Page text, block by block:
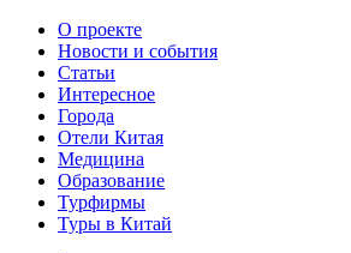
О проекте
Новости и события
Статьи
Интересное
Города
Отели Китая
Медицина
Образование
Турфирмы
Туры в Китай